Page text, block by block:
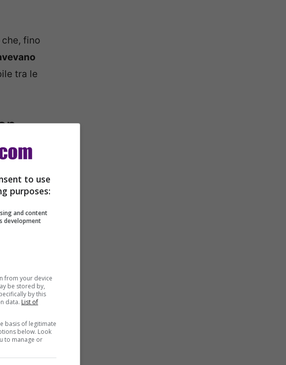
che, fino
tra le
al 30
in
In
to use
purposes:
and content
development
from your device
be stored by,
by this
data. List of
basis of legitimate
below. Look
to manage or